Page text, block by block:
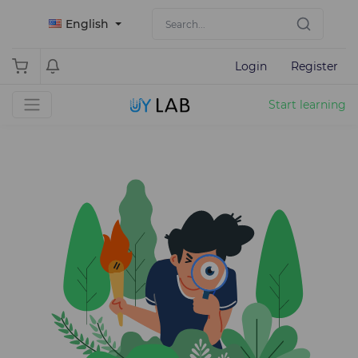
English
Login Register
Start learning